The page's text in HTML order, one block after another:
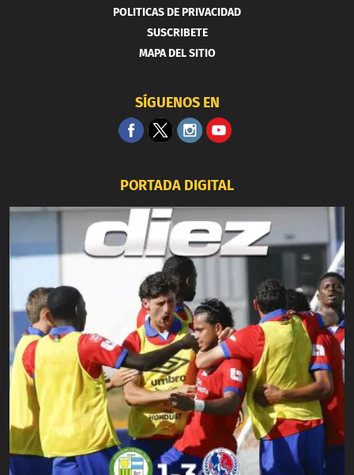
POLITICAS DE PRIVACIDAD
SUSCRIBETE
MAPA DEL SITIO
SÍGUENOS EN
PORTADA DIGITAL